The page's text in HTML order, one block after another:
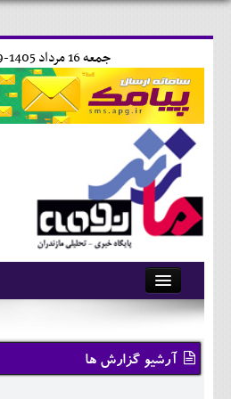
جمعه 16 مرداد 1405-8:59-
آرشیو
تماس با ما
وبلاگ
آرشیو گزارش ها